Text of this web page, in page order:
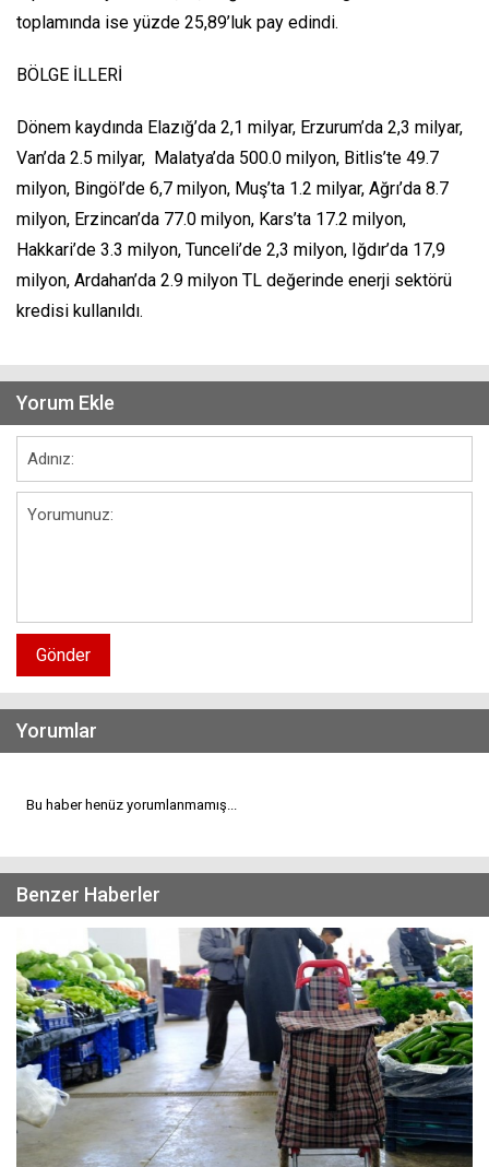
toplamında ise yüzde 25,89’luk pay edindi.
BÖLGE İLLERİ
Dönem kaydında Elazığ’da 2,1 milyar, Erzurum’da 2,3 milyar,
Van’da 2.5 milyar, Malatya’da 500.0 milyon, Bitlis’te 49.7
milyon, Bingöl’de 6,7 milyon, Muş’ta 1.2 milyar, Ağrı’da 8.7
milyon, Erzincan’da 77.0 milyon, Kars’ta 17.2 milyon,
Hakkari’de 3.3 milyon, Tunceli’de 2,3 milyon, Iğdır’da 17,9
milyon, Ardahan’da 2.9 milyon TL değerinde enerji sektörü
kredisi kullanıldı.
Yorum Ekle
Gönder
Yorumlar
Bu haber henüz yorumlanmamış...
Benzer Haberler